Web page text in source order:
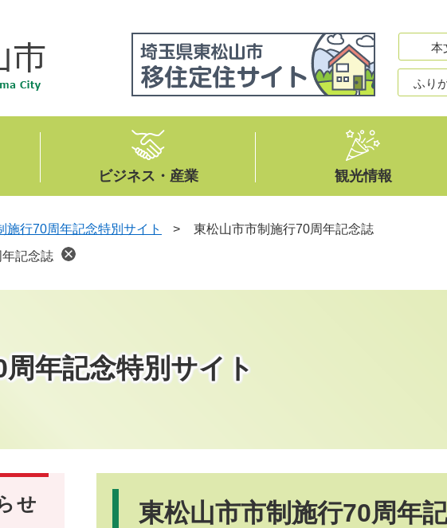
本
ふり
ビジネス・産業 観光情報
施行70周年記念特別サイト > 東松山市市制施行70周年記念誌
記念誌
年記念特別サイト
東松山市市制施行70周年
せ